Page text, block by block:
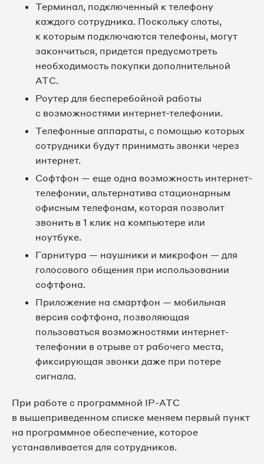
Терминал, подключенный к телефону
каждого сотрудника. Поскольку слоты,
к которым подключаются телефоны, могут
закончиться, придется предусмотреть
необходимость покупки дополнительной
АТС.
Роутер для бесперебойной работы
с возможностями интернет-телефонии.
Телефонные аппараты, с помощью которых
сотрудники будут принимать звонки через
интернет.
Софтфон — еще одна возможность интернет-
телефонии, альтернатива стационарным
офисным телефонам, которая позволит
звонить в 1 клик на компьютере или
ноутбуке.
Гарнитура — наушники и микрофон — для
голосового общения при использовании
софтфона.
Приложение на смартфон — мобильная
версия софтфона, позволяющая
пользоваться возможностями интернет-
телефонии в отрыве от рабочего места,
фиксирующая звонки даже при потере
сигнала.
При работе с программной IP-АТС
в вышеприведенном списке меняем первый пункт
на программное обеспечение, которое
устанавливается для сотрудников.